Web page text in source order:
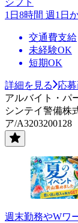
1日8時間 週1日
交通費支給
未経験OK
短期OK
詳細を見る
応
アルバイト・パ
シンテイ警備株
ア/A3203200128
週末勤務やWワ